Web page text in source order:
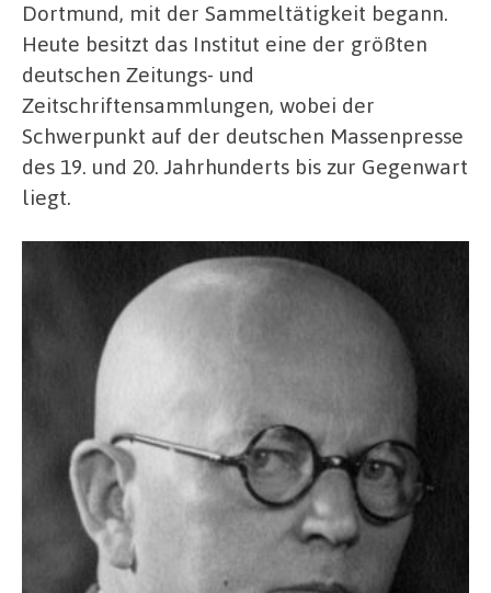
Dortmund, mit der Sammeltätigkeit begann.
Heute besitzt das Institut eine der größten
deutschen Zeitungs- und
Zeitschriftensammlungen, wobei der
Schwerpunkt auf der deutschen Massenpresse
des 19. und 20. Jahrhunderts bis zur Gegenwart
liegt.